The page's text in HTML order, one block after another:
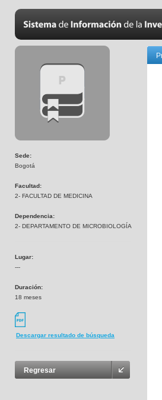
Sede:
Bogotá
Facultad:
2- FACULTAD DE MEDICINA
Dependencia:
2- DEPARTAMENTO DE MICROBIOLOGÍA
Lugar:
---
Duración:
18 meses
Descargar resultado de búsqueda
Regresar